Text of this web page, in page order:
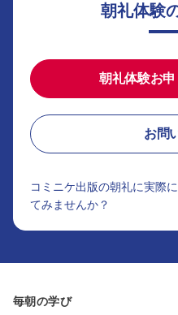
朝礼体験
朝礼体験お
お問
コミニケ出版の朝礼に実際
てみませんか？
毎朝の学び